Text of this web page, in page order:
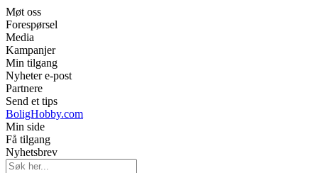
Møt oss
Forespørsel
Media
Kampanjer
Min tilgang
Nyheter e-post
Partnere
Send et tips
BoligHobby.com
Min side
Få tilgang
Nyhetsbrev